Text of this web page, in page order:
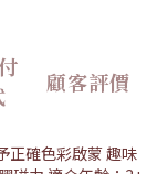
顧客評價
正確色彩啟蒙 趣味